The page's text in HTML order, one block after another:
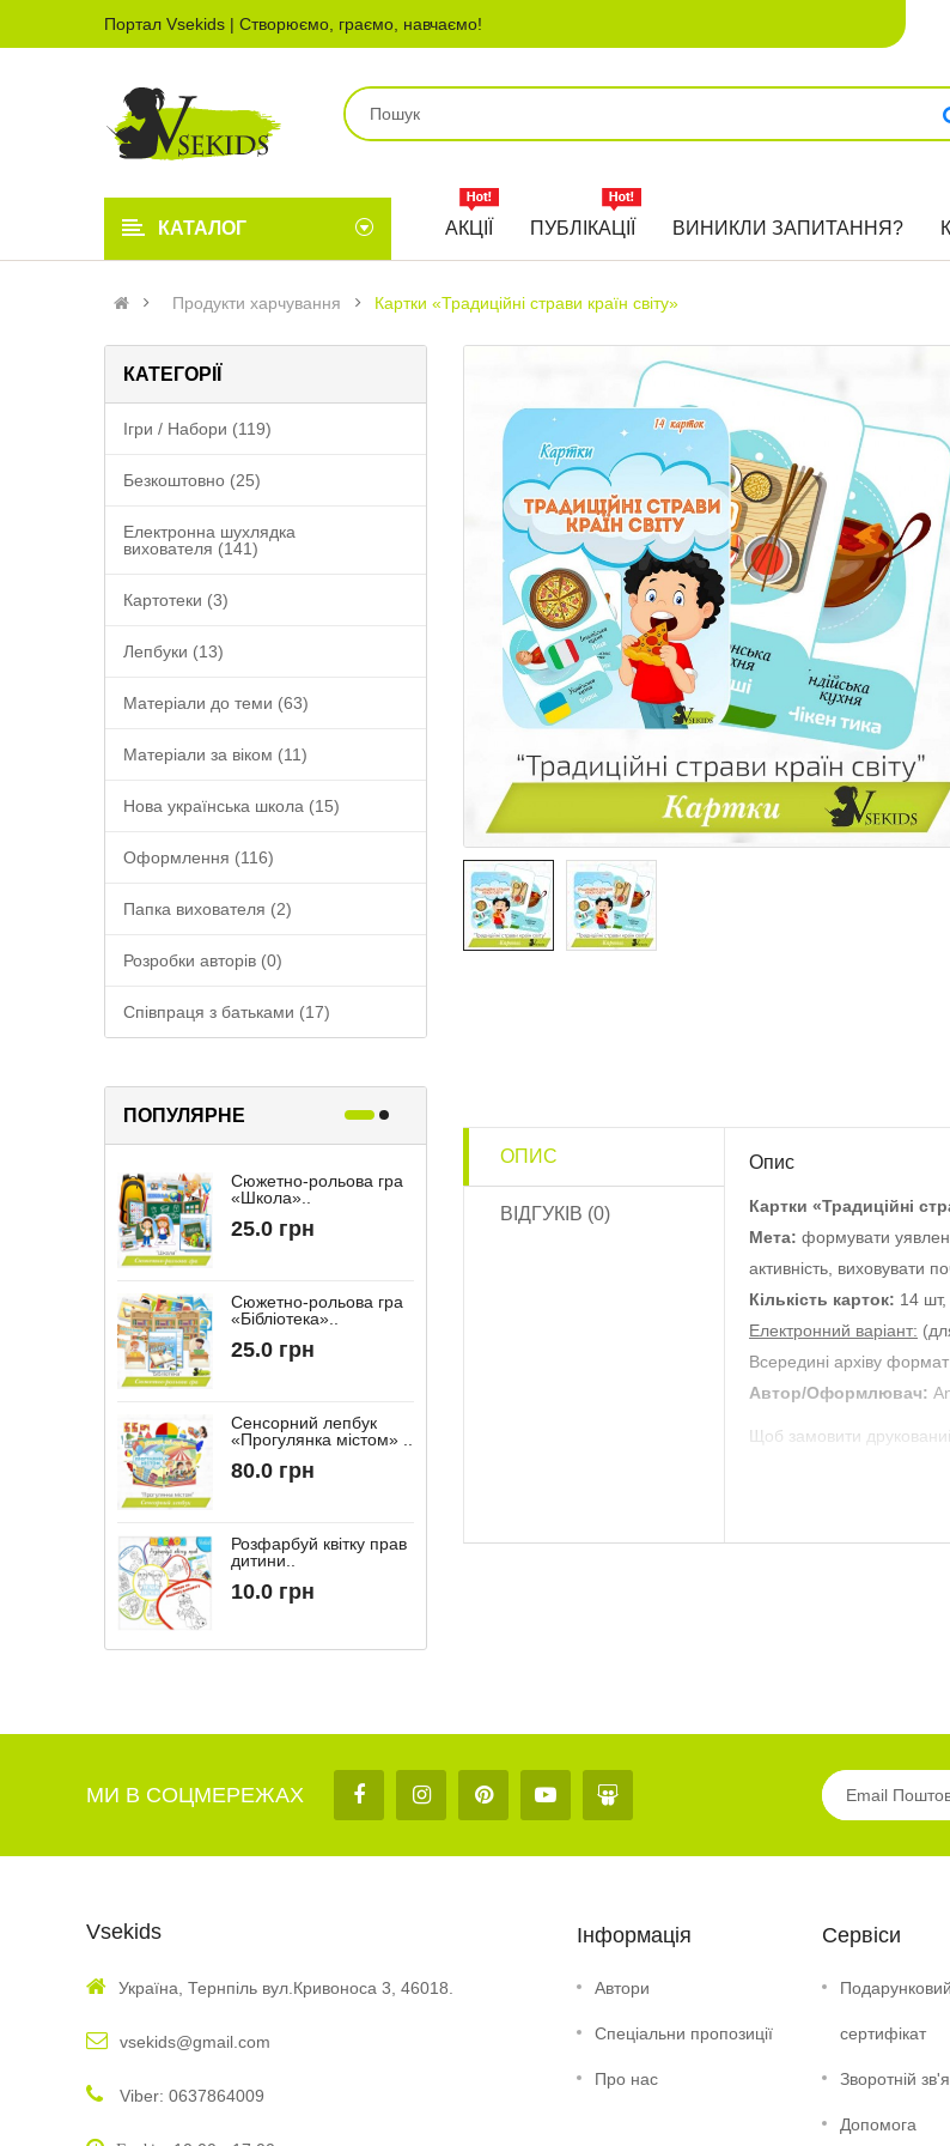
Портал Vsekids | Створюємо, граємо, навчаємо!
КАТАЛОГ АКЦІЇ ПУБЛІКАЦІЇ ВИНИКЛИ ЗАПИТАННЯ?
Продукти харчування Картки «Традиційні страви країн світу»
КАТЕГОРІЇ
Ігри / Набори (119)
Безкоштовно (25)
Електронна шухлядка
вихователя (141)
Картотеки (3)
Лепбуки (13)
Матеріали до теми (63)
Матеріали за віком (11)
Нова українська школа (15)
Оформлення (116)
Папка вихователя (2)
Розробки авторів (0)
Співпраця з батьками (17)
ПОПУЛЯРНЕ
Сюжетно-рольова гра
«Школа»..
25.0 грн
Сюжетно-рольова гра
«Бібліотека»..
25.0 грн
Сенсорний лепбук
«Прогулянка містом» ..
80.0 грн
Розфарбуй квітку прав
дитини..
10.0 грн
10.0 грн
Роздатковий матеріал
ОПИС
ВІДГУКІВ (0)
Опис
Картки «Традиційні
Мета: формувати
активність, виховувати
Кількість карток: 14 шт,
Електронний варіант:
Всередині архіву
Автор/Оформлювач:
Щоб замовити
МИ В СОЦМЕРЕЖАХ
Vsekids
Україна, Тернпіль вул.Кривоноса 3, 46018.
vsekids@gmail.com
Viber: 0637864009
Інформація
Автори
Спеціальни пропозиції
Про нас
Сервіси
Подарунковий
сертифікат
Зворотній
Допомога